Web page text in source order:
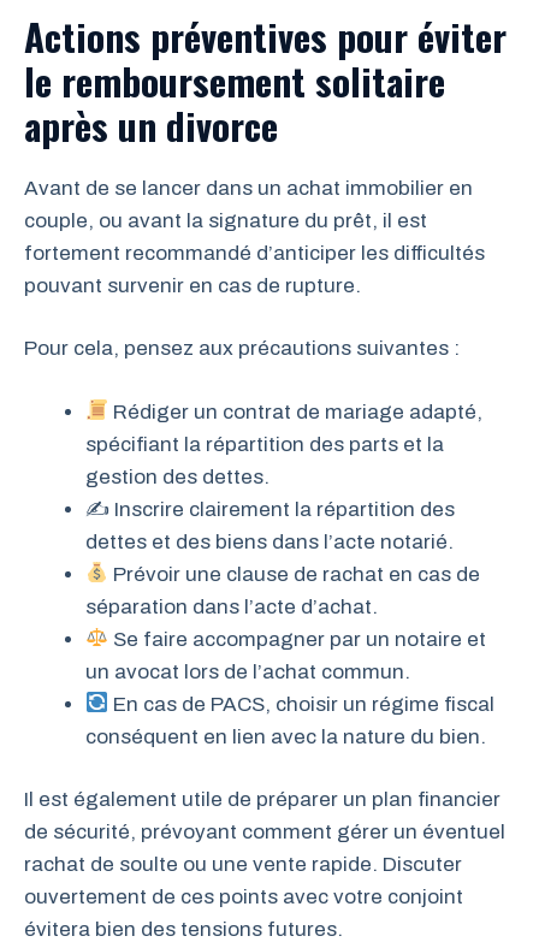
Actions préventives pour éviter
le remboursement solitaire
après un divorce
Avant de se lancer dans un achat immobilier en
couple, ou avant la signature du prêt, il est
fortement recommandé d’anticiper les difficultés
pouvant survenir en cas de rupture.
Pour cela, pensez aux précautions suivantes :
Rédiger un contrat de mariage adapté,
spécifiant la répartition des parts et la
gestion des dettes.
✍️ Inscrire clairement la répartition des
dettes et des biens dans l’acte notarié.
Prévoir une clause de rachat en cas de
séparation dans l’acte d’achat.
Se faire accompagner par un notaire et
un avocat lors de l’achat commun.
En cas de PACS, choisir un régime fiscal
conséquent en lien avec la nature du bien.
Il est également utile de préparer un plan financier
de sécurité, prévoyant comment gérer un éventuel
rachat de soulte ou une vente rapide. Discuter
ouvertement de ces points avec votre conjoint
évitera bien des tensions futures.